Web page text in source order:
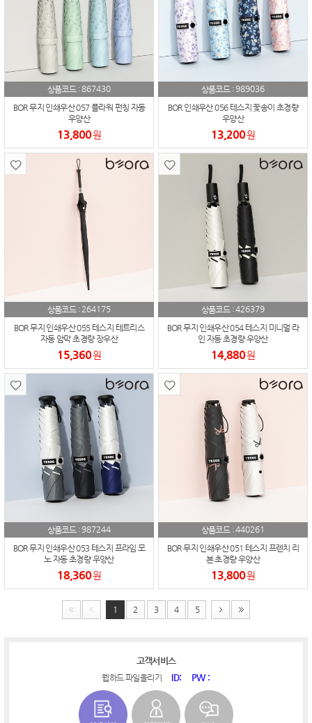
상품코드 :867430
BOR 무지 인쇄우산 057 플라워 펀칭 자동
우양산
13,800원
상품코드 :989036
BOR 인쇄우산 056 테스지 꽃송이 초경량
우양산
13,200원
상품코드 :264175
BOR 무지 인쇄우산 055 테스지 테트리스
자동 암막 초경량 장우산
15,360원
상품코드 :426379
BOR 무지 인쇄우산 054 테스지 미니멀 라
인 자동 초경량 우양산
14,880원
상품코드 :987244
BOR 무지 인쇄우산 053 테스지 프라임 모
노 자동 초경량 우양산
18,360원
상품코드 :440261
BOR 무지 인쇄우산 051 테스지 프렌치 리
본 초경량 우양산
13,800원
1 2 3 4 5
고객서비스
웹하드 파일올리기 ID: PW :